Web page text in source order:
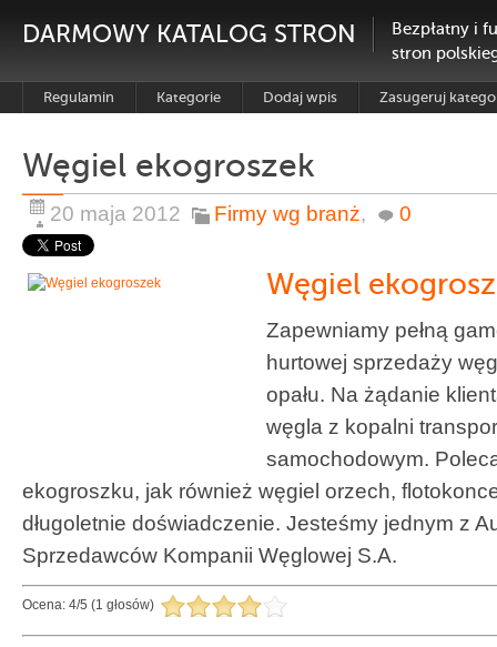
DARMOWY KATALOG STRON
Bezpłatny i
stron
Regulamin Kategorie Dodaj wpis Zasugeruj
Węgiel ekogroszek
20 maja 2012 Firmy wg branż, 0
Węgiel
Zapewniamy pełną
hurtowej sprzedaży
opału. Na żądanie
węgla z kopalni
samochodowym.
ekogroszku, jak również węgiel orzech,
długoletnie doświadczenie. Jesteśmy jednym z
Sprzedawców Kompanii Węglowej S.A.
Ocena: 4/5 (1 głosów)